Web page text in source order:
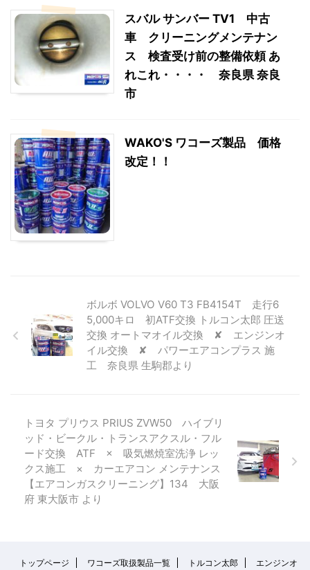
スバル サンバー TV1 中古
車 クリーニングメンテナン
ス 検査受け前の整備依頼 あ
れこれ・・・・ 奈良県 奈良
市
WAKO'S ワコーズ製品 価格
改定！！
ボルボ VOLVO V60 T3 FB4154T 走行6
5,000キロ 初ATF交換 トルコン太郎 圧送
交換 オートマオイル交換 ✘ エンジンオ
イル交換 ✘ パワーエアコンプラス 施
工 奈良県 生駒郡より
トヨタ プリウス PRIUS ZVW50 ハイブリ
ッド・ビークル・トランスアクスル・フル
ード交換 ATF × 吸気燃焼室洗浄 レッ
クス施工 × カーエアコン メンテナンス
【エアコンガスクリーニング】134 大阪
府 東大阪市 より
トップページ ワコーズ取扱製品一覧 トルコン太郎
エンジンオ